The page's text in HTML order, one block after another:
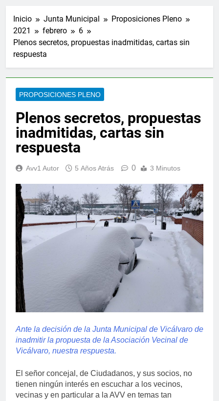
Inicio Junta Municipal
Proposiciones Pleno
2021
febrero
6
Plenos secretos, propuestas inadmitidas, cartas sin
respuesta
PROPOSICIONES PLENO
Plenos secretos, propuestas
inadmitidas, cartas sin
respuesta
Avv1 Autor 5 Años Atrás 0 3 Minutos
Ante la decisión de la Junta Municipal de Vicálvaro de
inadmitir la propuesta de la Asociación Vecinal de
Vicálvaro, nuestra respuesta.
El señor concejal, de Ciudadanos, y sus socios, no
tienen ningún interés en escuchar a los vecinos,
vecinas y en particular a la AVV en temas tan